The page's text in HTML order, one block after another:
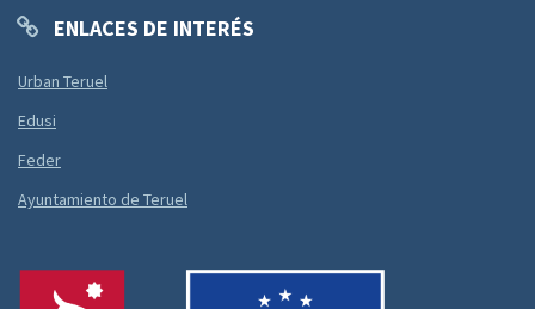
ENLACES DE INTERÉS
Urban Teruel
Edusi
Feder
Ayuntamiento de Teruel